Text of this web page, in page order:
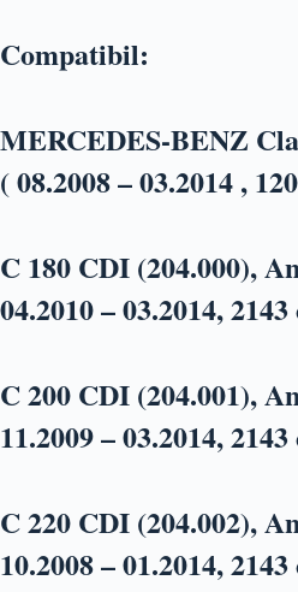
Compatibil:
MERCEDES-BENZ
( 08.2008 – 03.2014 ,
C 180 CDI (204.000),
04.2010 – 03.2014,
C 200 CDI (204.001),
11.2009 – 03.2014,
C 220 CDI (204.002),
10.2008 – 01.2014,